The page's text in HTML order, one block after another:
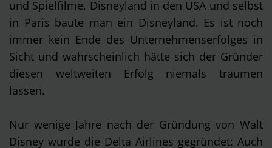
und Spielfilme, Disneyland in den USA und selbst
in Paris baute man ein Disneyland. Es ist noch
immer kein Ende des Unternehmenserfolges in
Sicht und wahrscheinlich hätte sich der Gründer
diesen weltweiten Erfolg niemals träumen
lassen.
Nur wenige Jahre nach der Gründung von Walt
Disney wurde die Delta Airlines gegründet: Auch